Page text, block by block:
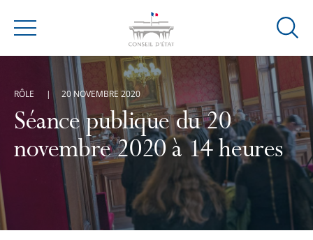
Menu
Ouvrir
de
Séance publique du 20
novembre 2020 à 14 heures
RÔLE 20 NOVEMBRE 2020